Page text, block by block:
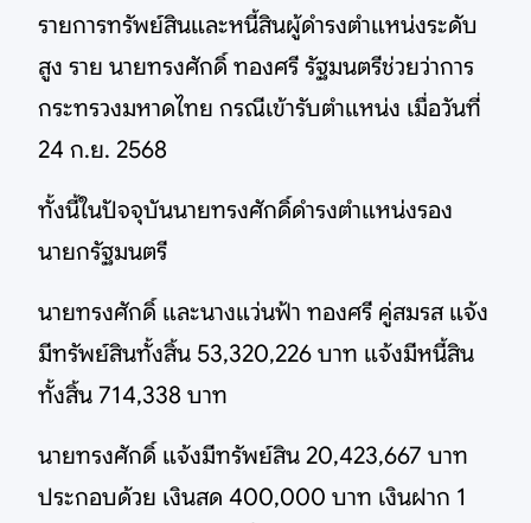
รายการทรัพย์สินและหนี้สินผู้ดำรงตำแหน่งระดับ
สูง ราย นายทรงศักดิ์ ทองศรี รัฐมนตรีช่วยว่าการ
กระทรวงมหาดไทย กรณีเข้ารับตำแหน่ง เมื่อวันที่
24 ก.ย. 2568
ทั้งนี้ในปัจจุบันนายทรงศักดิ์ดำรงตำแหน่งรอง
นายกรัฐมนตรี
นายทรงศักดิ์ และนางแว่นฟ้า ทองศรี คู่สมรส แจ้ง
มีทรัพย์สินทั้งสิ้น 53,320,226 บาท แจ้งมีหนี้สิน
ทั้งสิ้น 714,338 บาท
นายทรงศักดิ์ แจ้งมีทรัพย์สิน 20,423,667 บาท
ประกอบด้วย เงินสด 400,000 บาท เงินฝาก 1